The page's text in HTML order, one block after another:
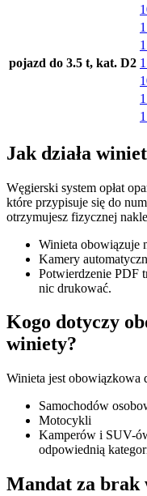
pojazd do 3.5 t, kat. D2
Jak działa
Węgierski system opłat
które przypisuje się do
otrzymujesz fizycznej
Winieta obowiązuje
Kamery
Potwierdzenie PDF
nic drukować.
Kogo dotyczy
winiety?
Winieta jest obowiązkowa
Samochodów
Motocykli
Kamperów i SUV-
odpowiednią
Mandat za brak